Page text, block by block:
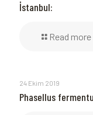
İstanbul:
Read more
24 Ekim 2019
Phasellus